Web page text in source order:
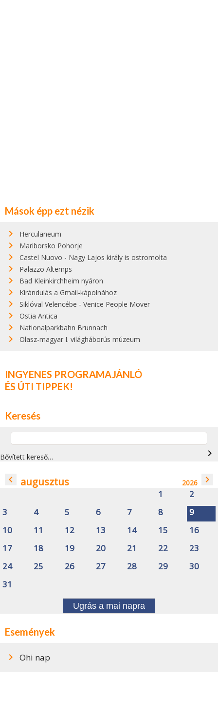
Mások épp ezt nézik
Herculaneum
Mariborsko Pohorje
Castel Nuovo - Nagy Lajos király is ostromolta
Palazzo Altemps
Bad Kleinkirchheim nyáron
Kirándulás a Gmail-kápolnához
Siklóval Velencébe - Venice People Mover
Ostia Antica
Nationalparkbahn Brunnach
Olasz-magyar I. világháborús múzeum
INGYENES PROGRAMAJÁNLÓ
ÉS ÚTI TIPPEK!
Keresés
Bővített kereső… navigate_next
navigate_before augusztus 2026 navigate_next
1
2
3
4 5 6 7 8
9
10
11 12 13 14 15
16
17
18 19 20 21 22
23
24
25 26 27 28 29
30
31
Ugrás a mai napra
Események
Ohi nap